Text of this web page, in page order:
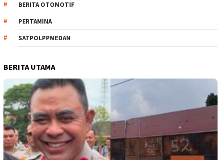
BERITA OTOMOTIF
PERTAMINA
SATPOLPPMEDAN
BERITA UTAMA